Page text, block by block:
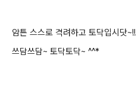
암튼 스스로 격려하고 토닥입시닷
쓰담쓰담~ 토닥토닥~ ^^*